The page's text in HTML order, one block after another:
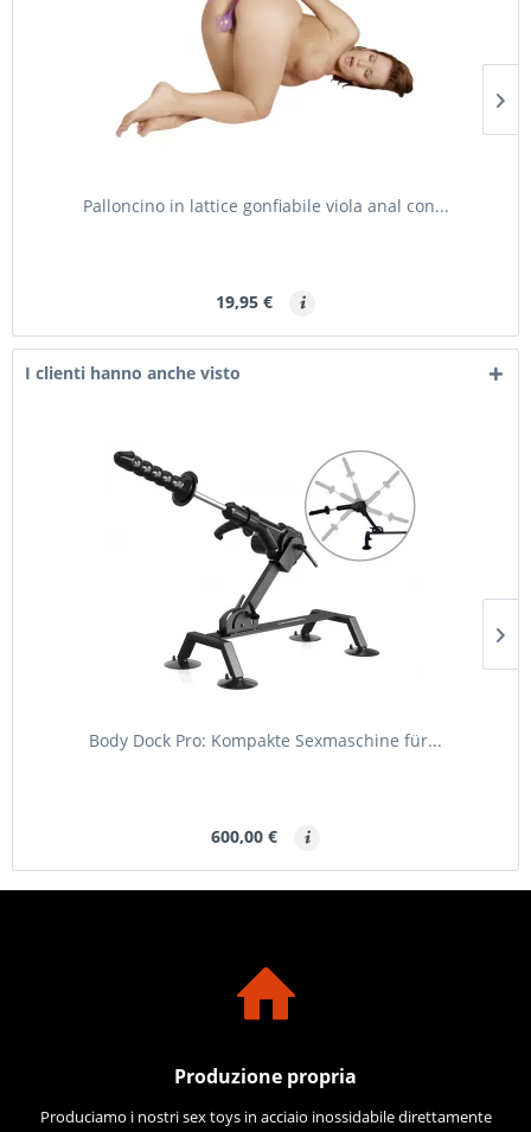
Palloncino in lattice gonfiabile viola anal con...
19,95 €
I clienti hanno anche visto
Body Dock Pro: Kompakte Sexmaschine für...
600,00 €
Produzione propria
Produciamo i nostri sex toys in acciaio inossidabile direttamente